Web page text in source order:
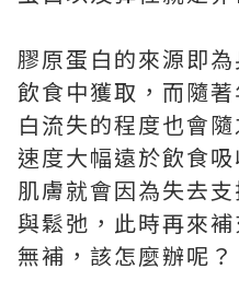
膠原蛋白的來源即
飲食中獲取，而隨
白流失的程度也會
速度大幅遠於飲食
肌膚就會因為失去
與鬆弛，此時再來
無補，該怎麼辦呢？